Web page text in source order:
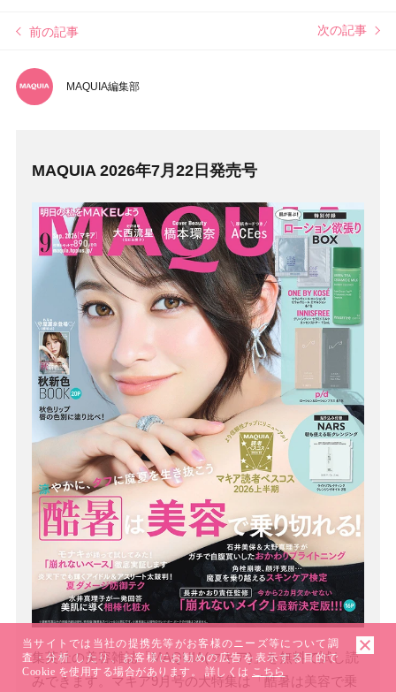
前の記事 次の記事
MAQUIA編集部
MAQUIA 2026年7月22日発売号
集英社の美容雑誌「MAQUIA(マキア)」を無料で試し読
みできます。マキア9月号の大特集は「酷暑は美容で乗
当サイトでは当社の提携先等がお客様のニーズ等について調
査・分析 したり、お客様にお勧めの広告を表示する目的で
Cookie を使用する場合があります。 詳しくは こちら